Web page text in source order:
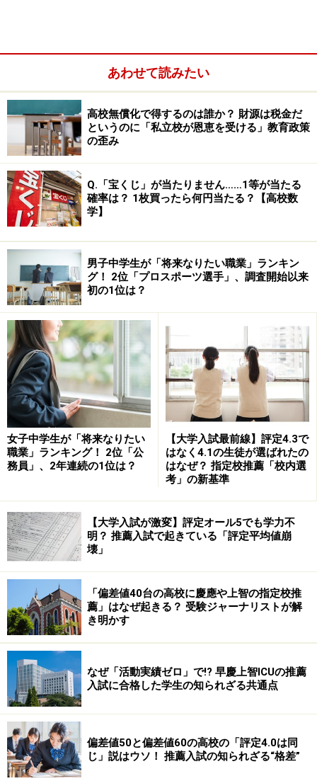
大問5の論説文問題攻略法
都立高校の一般入試は過去20年以上出題傾向に大きな変
化ナシ
大問1・2の漢字の読み書き攻略法
実は大問2の漢字の書きの問題は、20年以上、小学生範
囲の漢字からしか出題されていません。小学生範囲の漢
字を正確に書けるように練習し、中学生範囲の漢字は読
めるようにしておけば、大問1、２で20点取れます。
大問3の小説文問題攻略法
大問3は、小説文を題材にした問題です。次の2つのこと
を知ると、正解率がアップします。
■「この表現から読み取れる」ものを選ぶパターンの問
題
大問3には、次のような問題が3問程度出ています。
「〇〇〇〇〇〇」とあるが、この表現から読み取れる
□□□□□□の様子として、最も適切なものは、次のうちで
はどれか。
設問文に、「この表現から読み取れる」ということが書
かれているこのパターンの問題です。実は、本文を見ず
に正解の選択肢を選べます。
なぜなら、「この表現から読み取れる」の「この」と
は、当然ながら、設問文内の傍線が引かれている「〇〇
〇〇〇〇」を指しているからです。従ってこのパターン
の問題は、本文を読む必要がありません。設問文内の傍
あわせて読みたい
高校無償化で得するのは誰か？ 財源は税金だ
というのに「私立校が恩恵を受ける」教育政策
の歪み
Q.「宝くじ」が当たりません……1等が当たる
確率は？ 1枚買ったら何円当たる？【高校数
学】
男子中学生が「将来なりたい職業」ランキン
グ！ 2位「プロスポーツ選手」、調査開始以来
初の1位は？
女子中学生が「将来なりたい
職業」ランキング！ 2位「公
務員」、2年連続の1位は？
【大学入試最前線】評定4.3で
はなく4.1の生徒が選ばれたの
はなぜ？ 指定校推薦「校内選
考」の新基準
【大学入試が激変】評定オール5でも学力不
明？ 推薦入試で起きている「評定平均値崩
壊」
「偏差値40台の高校に慶應や上智の指定校推
薦」はなぜ起きる？ 受験ジャーナリストが解
き明かす
なぜ「活動実績ゼロ」で!? 早慶上智ICUの推薦
入試に合格した学生の知られざる共通点
偏差値50と偏差値60の高校の「評定4.0は同
じ」説はウソ！ 推薦入試の知られざる“格差”